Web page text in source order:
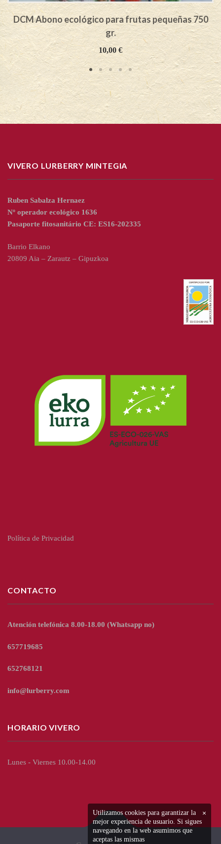
DCM Abono ecológico para frutas pequeñas 750
gr.
10,00 €
VIVERO LURBERRY MINTEGIA
Ruben Sabalza Hernaez
Nº operador ecológico 1636
Pasaporte fitosanitário CE: ES16-202335
Barrio Elkano
20809 Aia – Zarautz – Gipuzkoa
Política de Privacidad
CONTACTO
Atención telefónica 8.00-18.00 (Whatsapp no)
657719685
652768121
info@lurberry.com
HORARIO VIVERO
Lunes - Viernes 10.00-14.00
×
Utilizamos cookies para garantizar la
mejor experiencia de usuario. Si sigues
navegando en la web asumimos que
aceptas las mismas